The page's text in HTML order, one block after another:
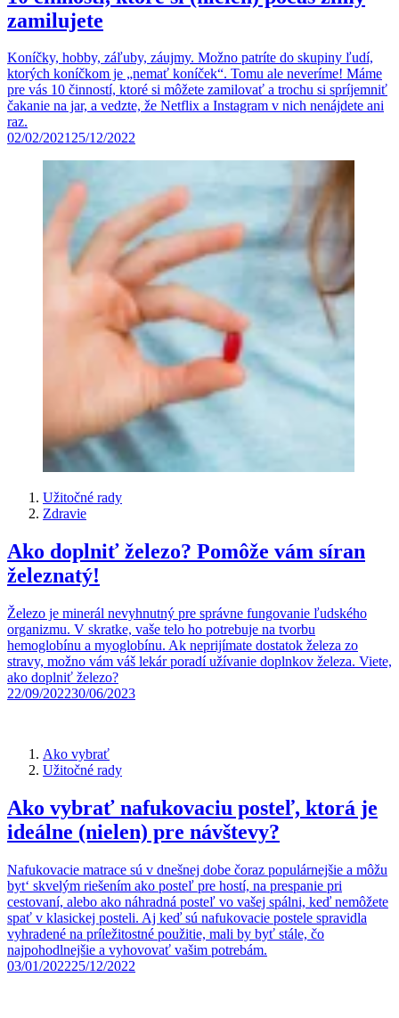
zamilujete
Koníčky, hobby, záľuby, záujmy. Možno patríte do skupiny ľudí,
ktorých koníčkom je „nemať koníček“. Tomu ale neveríme! Máme
pre vás 10 činností, ktoré si môžete zamilovať a trochu si spríjemniť
čakanie na jar, a vedzte, že Netflix a Instagram v nich nenájdete ani
raz.
02/02/202125/12/2022
Užitočné rady
Zdravie
Ako doplniť železo? Pomôže vám síran
železnatý!
Železo je minerál nevyhnutný pre správne fungovanie ľudského
organizmu. V skratke, vaše telo ho potrebuje na tvorbu
hemoglobínu a myoglobínu. Ak neprijímate dostatok železa zo
stravy, možno vám váš lekár poradí užívanie doplnkov železa. Viete,
ako doplniť železo?
22/09/202230/06/2023
Ako vybrať
Užitočné rady
Ako vybrať nafukovaciu posteľ, ktorá je
ideálne (nielen) pre návštevy?
Nafukovacie matrace sú v dnešnej dobe čoraz populárnejšie a môžu
byt‘ skvelým riešením ako posteľ pre hostí, na prespanie pri
cestovaní, alebo ako náhradná posteľ vo vašej spálni, keď nemôžete
spať v klasickej posteli. Aj keď sú nafukovacie postele spravidla
vyhradené na príležitostné použitie, mali by byť stále, čo
najpohodlnejšie a vyhovovať vašim potrebám.
03/01/202225/12/2022